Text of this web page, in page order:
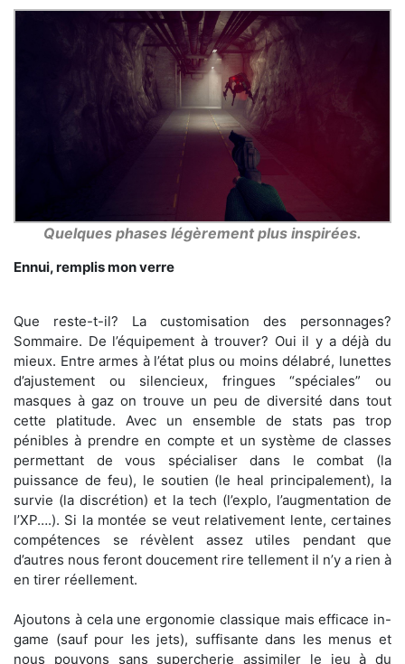
Quelques phases légèrement plus inspirées.
Ennui, remplis mon verre
Que reste-t-il? La customisation des personnages?
Sommaire. De l’équipement à trouver? Oui il y a déjà du
mieux. Entre armes à l’état plus ou moins délabré, lunettes
d’ajustement ou silencieux, fringues “spéciales” ou
masques à gaz on trouve un peu de diversité dans tout
cette platitude. Avec un ensemble de stats pas trop
pénibles à prendre en compte et un système de classes
permettant de vous spécialiser dans le combat (la
puissance de feu), le soutien (le heal principalement), la
survie (la discrétion) et la tech (l’explo, l’augmentation de
l’XP….). Si la montée se veut relativement lente, certaines
compétences se révèlent assez utiles pendant que
d’autres nous feront doucement rire tellement il n’y a rien à
en tirer réellement.
Ajoutons à cela une ergonomie classique mais efficace in-
game (sauf pour les jets), suffisante dans les menus et
nous pouvons sans supercherie assimiler le jeu à du